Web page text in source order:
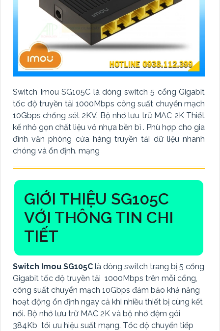
Switch Imou SG105C là dòng switch 5 cổng Gigabit
tốc độ truyền tải 1000Mbps công suất chuyển mạch
10Gbps chống sét 2KV. Bộ nhớ lưu trữ MAC 2K Thiết
kế nhỏ gọn chất liệu vỏ nhựa bền bỉ . Phù hợp cho gia
đình văn phòng cửa hàng truyền tải dữ liệu nhanh
chóng và ổn định. mạng
GIỚI THIỆU SG105C
VỚI THÔNG TIN CHI
TIẾT
Switch Imou SG105C là dòng switch trang bị 5 cổng
Gigabit tốc độ truyền tải 1000Mbps trên mỗi cổng,
công suất chuyển mạch 10Gbps đảm bảo khả năng
hoạt động ổn định ngay cả khi nhiều thiết bị cùng kết
nối. Bộ nhớ lưu trữ MAC 2K và bộ nhớ đệm gói
384Kb tối ưu hiệu suất mạng. Tốc độ chuyển tiếp